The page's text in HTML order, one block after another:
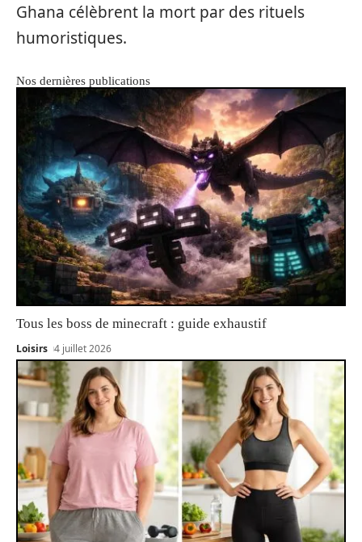
Ghana célèbrent la mort par des rituels
humoristiques.
Nos dernières publications
Tous les boss de minecraft : guide exhaustif
Loisirs 4 juillet 2026